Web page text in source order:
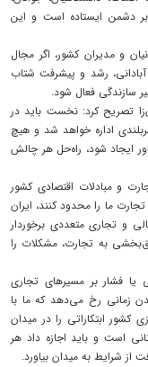
دشمن ایستاده است و این
و مدیران کشور، اگر مجال
رشد و پیشرفت شتاب
سازندگی فعال شود.
تصریح کرد: نخست باید در
اداره خواهد شد و هیچ
ایجاد شود، راه‌حل هر چالش
و مبادلات اقتصادی کشور
ما را محدود کنند، ایران
و تجاری متعددی برخوردار
به تجارت، مشکلات را
یا فشار بر مسیرهای تجاری
زمانی رخ می‌دهد که ما با
کشور ابتکاراتی را در میدان
است و باید اجازه داد هر
از شرایط به میدان بیاورد.